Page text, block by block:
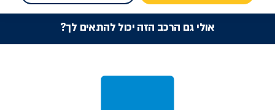
אולי גם הרכב הזה יכול להתאים לך?